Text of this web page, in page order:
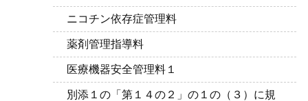
ニコチン依存症管理料
薬剤管理指導料
医療機器安全管理料１
別添１の「第１４の２」の１の（３）に規